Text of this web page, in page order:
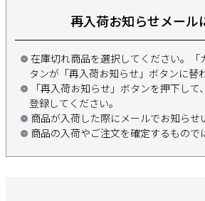
再入荷お知らせメール
在庫切れ商品を選択してください。「
タンが「再入荷お知らせ」ボタンに替
「再入荷お知らせ」ボタンを押下し
登録してください。
商品が入荷した際にメールでお知らせ
商品の入荷やご注文を確定するもので